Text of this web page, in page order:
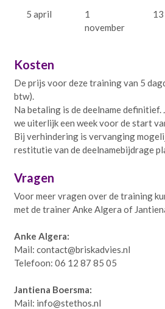
5 april
1
november
Kosten
De prijs voor deze training van 5
btw).
Na betaling is de deelname
we uiterlijk een week voor de start
Bij verhindering is vervanging
restitutie van de deelnamebijdrage
Vragen
Voor meer vragen over de training
met de trainer Anke Algera of
Anke Algera:
Mail: contact@briskadvies.nl
Telefoon: 06 12 87 85 05
Jantiena Boersma:
Mail: info@stethos.nl